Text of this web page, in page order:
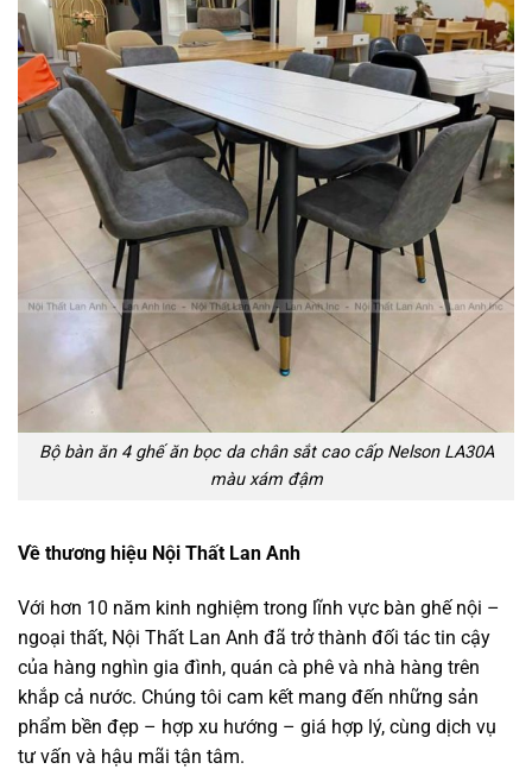
Bộ bàn ăn 4 ghế ăn bọc da chân sắt cao cấp Nelson LA30A
màu xám đậm
Về thương hiệu Nội Thất Lan Anh
Với hơn 10 năm kinh nghiệm trong lĩnh vực bàn ghế nội –
ngoại thất, Nội Thất Lan Anh đã trở thành đối tác tin cậy
của hàng nghìn gia đình, quán cà phê và nhà hàng trên
khắp cả nước. Chúng tôi cam kết mang đến những sản
phẩm bền đẹp – hợp xu hướng – giá hợp lý, cùng dịch vụ
tư vấn và hậu mãi tận tâm.